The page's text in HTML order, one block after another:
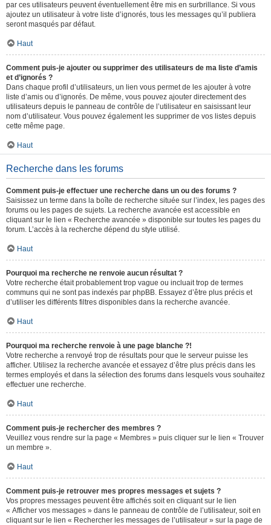
par ces utilisateurs peuvent éventuellement être mis en surbrillance. Si vous
ajoutez un utilisateur à votre liste d’ignorés, tous les messages qu’il publiera
seront masqués par défaut.
Haut
Comment puis-je ajouter ou supprimer des utilisateurs de ma liste d’amis
et d’ignorés ?
Dans chaque profil d’utilisateurs, un lien vous permet de les ajouter à votre
liste d’amis ou d’ignorés. De même, vous pouvez ajouter directement des
utilisateurs depuis le panneau de contrôle de l’utilisateur en saisissant leur
nom d’utilisateur. Vous pouvez également les supprimer de vos listes depuis
cette même page.
Haut
Recherche dans les forums
Comment puis-je effectuer une recherche dans un ou des forums ?
Saisissez un terme dans la boîte de recherche située sur l’index, les pages des
forums ou les pages de sujets. La recherche avancée est accessible en
cliquant sur le lien « Recherche avancée » disponible sur toutes les pages du
forum. L’accès à la recherche dépend du style utilisé.
Haut
Pourquoi ma recherche ne renvoie aucun résultat ?
Votre recherche était probablement trop vague ou incluait trop de termes
communs qui ne sont pas indexés par phpBB. Essayez d’être plus précis et
d’utiliser les différents filtres disponibles dans la recherche avancée.
Haut
Pourquoi ma recherche renvoie à une page blanche ?!
Votre recherche a renvoyé trop de résultats pour que le serveur puisse les
afficher. Utilisez la recherche avancée et essayez d’être plus précis dans les
termes employés et dans la sélection des forums dans lesquels vous souhaitez
effectuer une recherche.
Haut
Comment puis-je rechercher des membres ?
Veuillez vous rendre sur la page « Membres » puis cliquer sur le lien « Trouver
un membre ».
Haut
Comment puis-je retrouver mes propres messages et sujets ?
Vos propres messages peuvent être affichés soit en cliquant sur le lien
« Afficher vos messages » dans le panneau de contrôle de l’utilisateur, soit en
cliquant sur le lien « Rechercher les messages de l’utilisateur » sur la page de